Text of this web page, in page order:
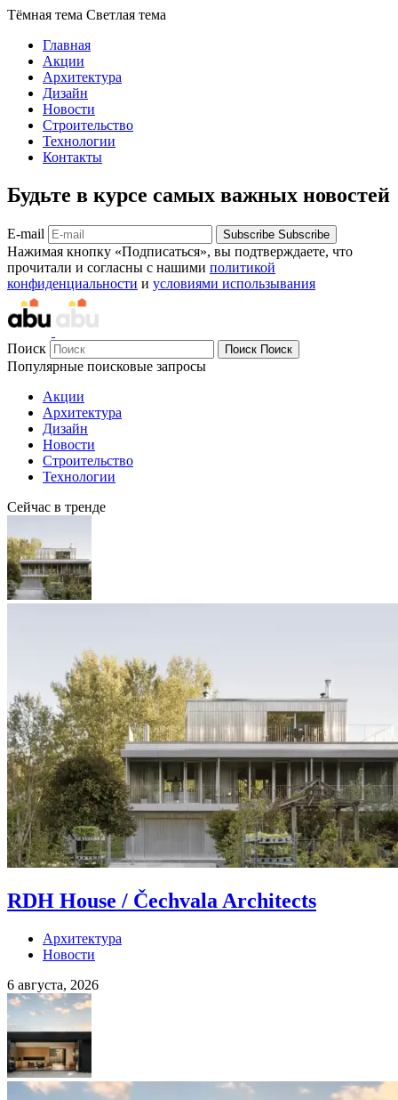
Тёмная тема Светлая тема
Главная
Акции
Архитектура
Дизайн
Новости
Строительство
Технологии
Контакты
Будьте в курсе самых важных новостей
E-mail Subscribe Subscribe
Нажимая кнопку «Подписаться», вы подтверждаете, что
прочитали и согласны с нашими политикой
конфиденциальности и условиями использывания
Поиск Поиск Поиск
Популярные поисковые запросы
Акции
Архитектура
Дизайн
Новости
Строительство
Технологии
Сейчас в тренде
RDH House / Čechvala Architects
Архитектура
Новости
6 августа, 2026